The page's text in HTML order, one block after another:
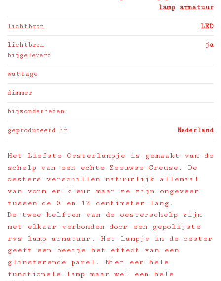
lamp armatuur
lichtbron LED
lichtbron
bijgeleverd
ja
wattage
dimmer
bijzonderheden
geproduceerd in Nederland
Het Liefste Oesterlampje is gemaakt van de
schelp van een echte Zeeuwse Creuse. De
oesters verschillen natuurlijk allemaal
van vorm en kleur maar ze zijn ongeveer
tussen de 8 en 12 centimeter lang.
De twee helften van de oesterschelp zijn
met elkaar verbonden door een gepolijste
rvs lamp armatuur. Het lampje in de oester
geeft een beetje het effect van een
glinsterende parel. Niet een hele
functionele lamp maar wel een hele